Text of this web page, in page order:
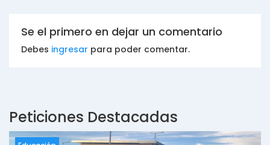
Se el primero en dejar un comentario
Debes ingresar para poder comentar.
Peticiones Destacadas